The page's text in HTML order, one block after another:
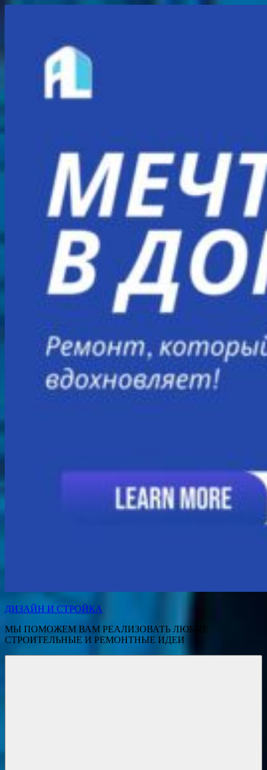
ДИЗАЙН И СТРОЙКА
МЫ ПОМОЖЕМ ВАМ РЕАЛИЗОВАТЬ ЛЮБЫЕ
СТРОИТЕЛЬНЫЕ И РЕМОНТНЫЕ ИДЕИ